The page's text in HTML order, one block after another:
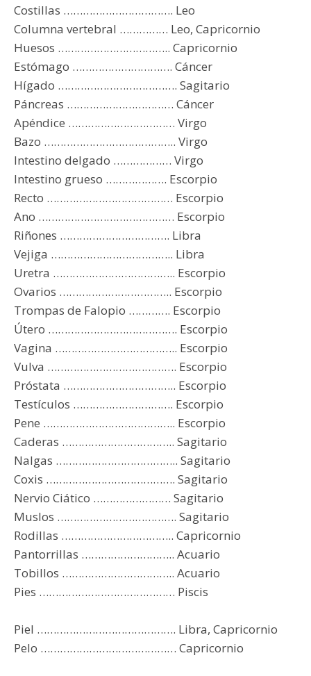
Costillas ……………………………. Leo
Columna vertebral …………… Leo, Capricornio
Huesos …………………………….. Capricornio
Estómago …………………………. Cáncer
Hígado ………………………………. Sagitario
Páncreas …………………………… Cáncer
Apéndice …………………………… Virgo
Bazo ………………………………….. Virgo
Intestino delgado ……………… Virgo
Intestino grueso ………………. Escorpio
Recto ………………………………… Escorpio
Ano …………………………………… Escorpio
Riñones ……………………………. Libra
Vejiga ……………………………….. Libra
Uretra ……………………………….. Escorpio
Ovarios …………………………….. Escorpio
Trompas de Falopio …………. Escorpio
Útero …………………………………. Escorpio
Vagina ……………………………….. Escorpio
Vulva …………………………………. Escorpio
Próstata …………………………….. Escorpio
Testículos …………………………. Escorpio
Pene ………………………………….. Escorpio
Caderas …………………………….. Sagitario
Nalgas ……………………………….. Sagitario
Coxis …………………………………. Sagitario
Nervio Ciático …………………… Sagitario
Muslos ………………………………. Sagitario
Rodillas …………………………….. Capricornio
Pantorrillas ……………………….. Acuario
Tobillos …………………………….. Acuario
Pies …………………………………… Piscis
Piel ……………………………………. Libra, Capricornio
Pelo …………………………………… Capricornio